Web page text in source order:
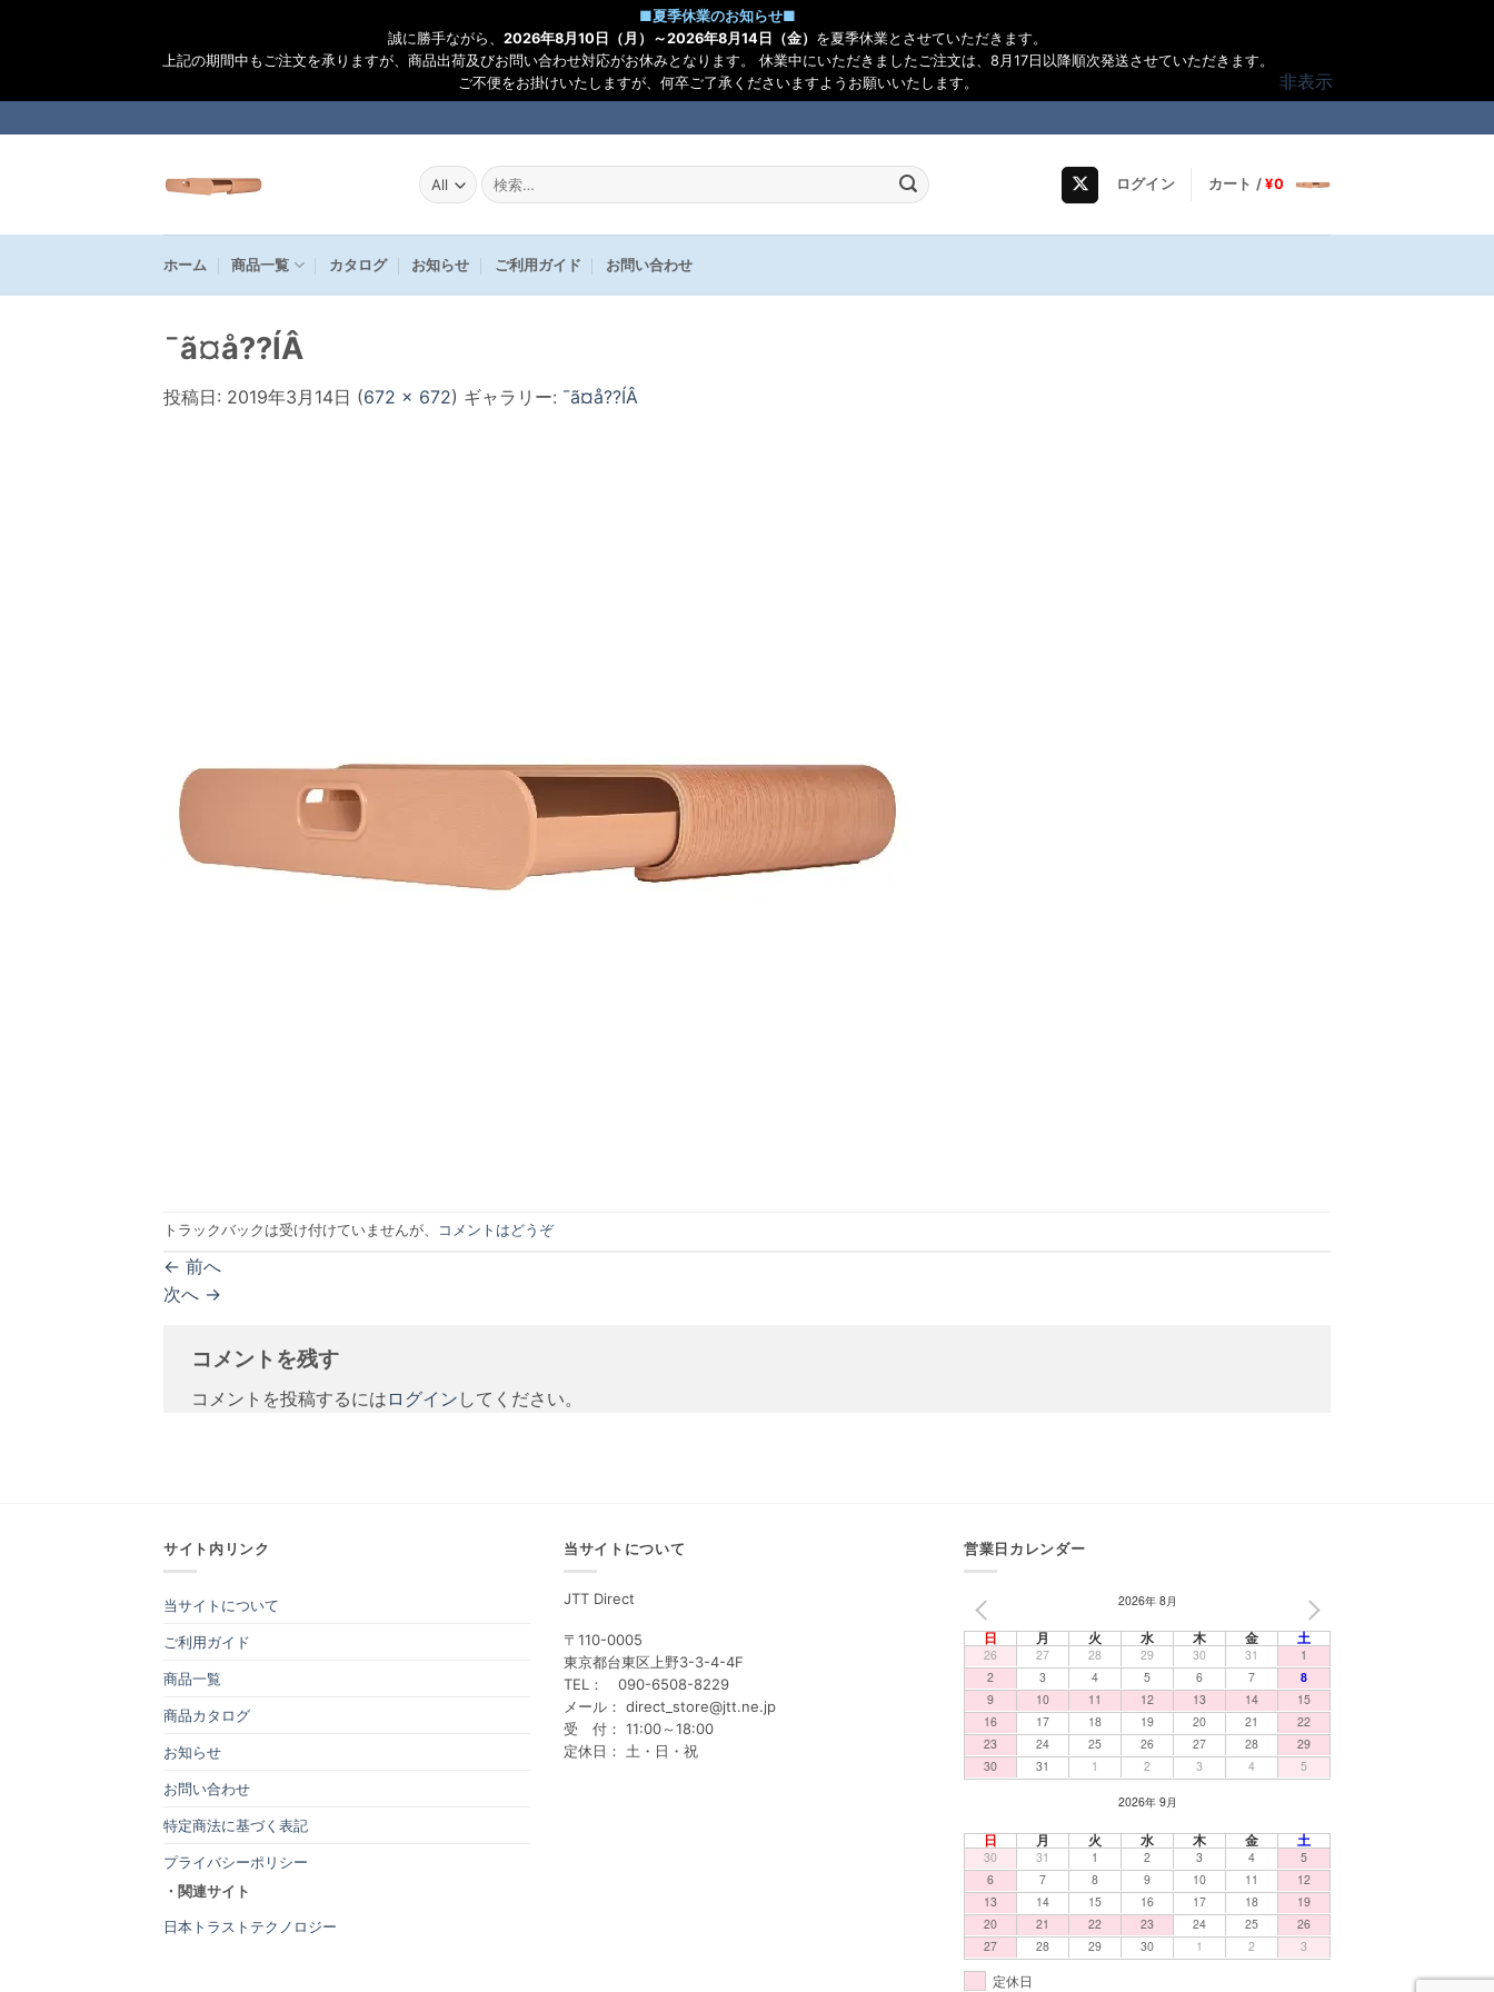
■夏季休業のお知らせ■
誠に勝手ながら、 2026年8月10日（月）～2026年8月14日（金） を夏季休業とさせていただきます。
上記の期間中もご注文を承りますが、商品出荷及びお問い合わせ対応がお休みとなります。 休業中にいただきましたご注文は、8月17日以降順次発送させていただきます。
ご不便をお掛けいたしますが、何卒ご了承くださいますようお願いいたします。
非表示
to
検
索
果:
ログイン カート /¥0
ホーム 商品一覧 カタログ お知らせ ご利用ガイド お問い合わせ
¯ã¤å??ÍÂ
投稿日: 2019年3月14日 (672 × 672) ギャラリー: ¯ã¤å??ÍÂ
トラックバックは受け付けていませんが、 コメントはどうぞ
← 前へ
次へ →
コメントを残す
コメントを投稿するには ログイン してください。
サイト内リンク
当サイトについて
ご利用ガイド
商品一覧
商品カタログ
お知らせ
お問い合わせ
特定商法に基づく表記
プライバシーポリシー
・関連サイト
日本トラストテクノロジー
当サイトについて
JTT Direct
〒110-0005
東京都台東区上野3-3-4-4F
TEL： 090-6508-8229
メール： direct_store@jtt.ne.jp
受 付： 11:00～18:00
定休日： 土・日・祝
営業日カレンダー
2026年 8月
日 月 火 水 木 金 土
26 27 28 29 30 31
1
2
3 4 5 6 7
8
9
10 11 12 13 14
15
16
17 18 19 20 21
22
23
24 25 26 27 28
29
30
31 1 2 3 4 5
2026年 9月
日 月 火 水 木 金 土
30 31 1 2 3 4
5
6
7 8 9 10 11
12
13
14 15 16 17 18
19
20
21 22 23 24 25
26
27
28 29 30 1 2 3
定休日